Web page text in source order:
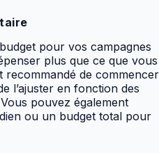
pour vos campagnes
plus que ce que vous
de commencer
l’ajuster en fonction des
pouvez également
ou un budget total pour